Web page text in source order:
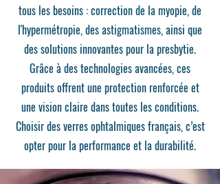
tous les besoins : correction de la myopie, de
l'hypermétropie, des astigmatismes, ainsi que
des solutions innovantes pour la presbytie.
Grâce à des technologies avancées, ces
produits offrent une protection renforcée et
une vision claire dans toutes les conditions.
Choisir des verres ophtalmiques français, c’est
opter pour la performance et la durabilité.